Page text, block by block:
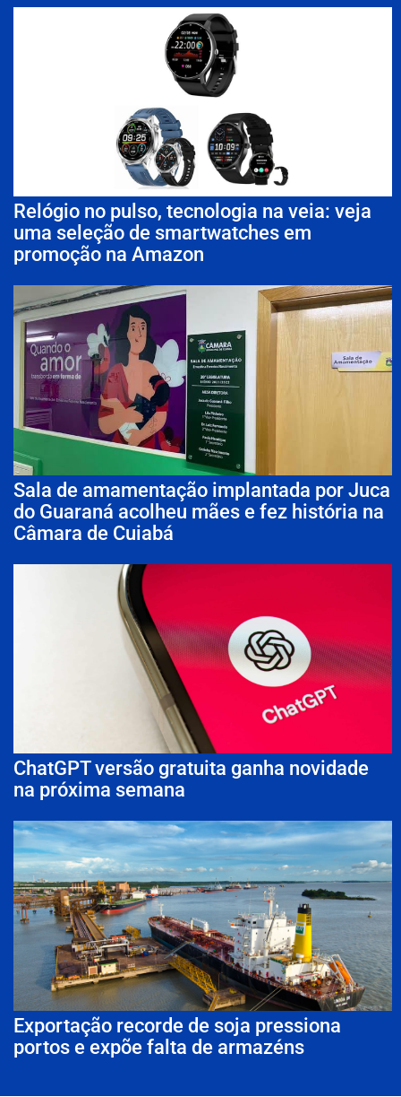
Relógio no pulso, tecnologia na veia: veja
uma seleção de smartwatches em
promoção na Amazon
Sala de amamentação implantada por Juca
do Guaraná acolheu mães e fez história na
Câmara de Cuiabá
ChatGPT versão gratuita ganha novidade
na próxima semana
Exportação recorde de soja pressiona
portos e expõe falta de armazéns